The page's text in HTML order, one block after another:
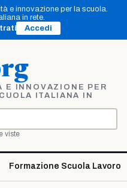
e innovazione per la scuola.
in rete.
Accedi
E INNOVAZIONE PER
ITALIANA IN
viste
Formazione Scuola Lavoro